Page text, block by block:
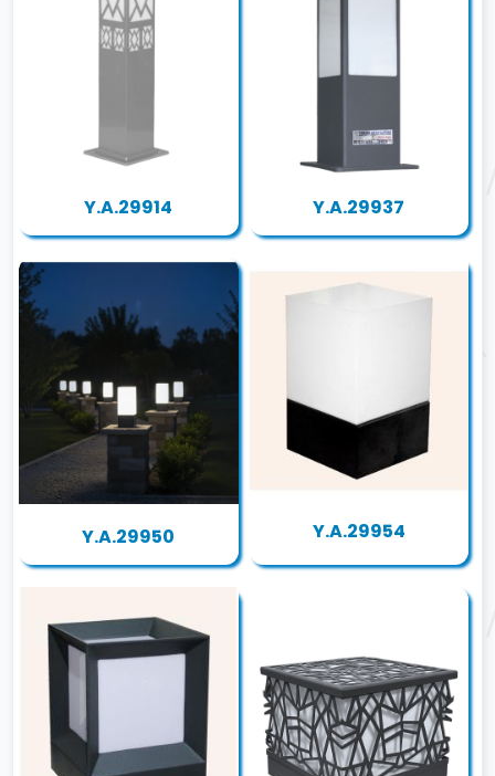
Y.A.29914 Y.A.29937
Y.A.29950 Y.A.29954